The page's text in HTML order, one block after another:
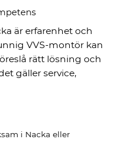
är erfarenhet och
VVS-montör kan
rätt lösning och
gäller service,
i Nacka eller